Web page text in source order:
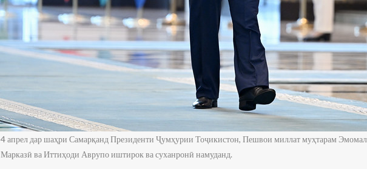
4 апрел дар шаҳри Самарқанд Президенти Ҷумҳурии Тоҷикистон, Пешвои миллат муҳтарам
Марказӣ ва Иттиҳоди Аврупо иштирок ва суханронӣ намуданд.